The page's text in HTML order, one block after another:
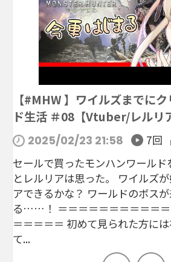
【#MHW 】ワイルズまでに
ド生活 ＃08【Vtuber/レルリ
2025/02/23 21:58 7回
セールで買ったモンハンワールド
とレルリアは思った。 ワイルズ
アできるかな？ ワールドのボス
る……！ ＝＝＝＝＝＝＝＝＝＝
＝＝＝＝＝ 初めて見られた方に
て...